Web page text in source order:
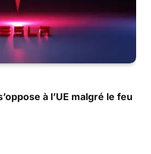
à l’UE malgré le feu